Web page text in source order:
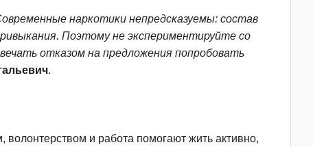
наркотики непредсказуемы: состав
Поэтому не экспериментируйте со
отказом на предложения попробовать
.
и работа помогают жить активно,